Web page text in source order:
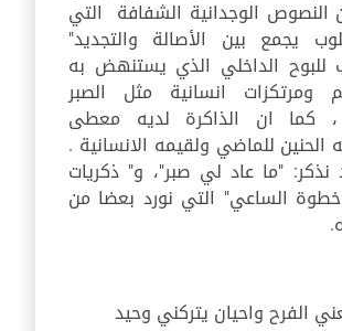
الوجدانية الشفافة التي
يجمع بين الأصالة والتجديد"
الداخلي الذي يستنهض به
ومرتكزات انسانية مثل الصبر
، كما ان الذاكرة لديه معطى
للماضي ولقيمه الانسانية .
"ما عاد لي صبر"، و" ذكريات
الساعي" التي نورد بعضا من
الفرح واحيان يتركني وحيد